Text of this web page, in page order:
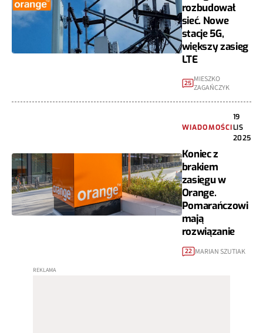
rozbudował
sieć. Nowe
stacje 5G,
większy zasięg
LTE
25 MIESZKO
ZAGAŃCZYK
WIADOMOŚCI
19
LIS
2025
Koniec z
brakiem
zasięgu w
Orange.
Pomarańczowi
mają
rozwiązanie
22 MARIAN SZUTIAK